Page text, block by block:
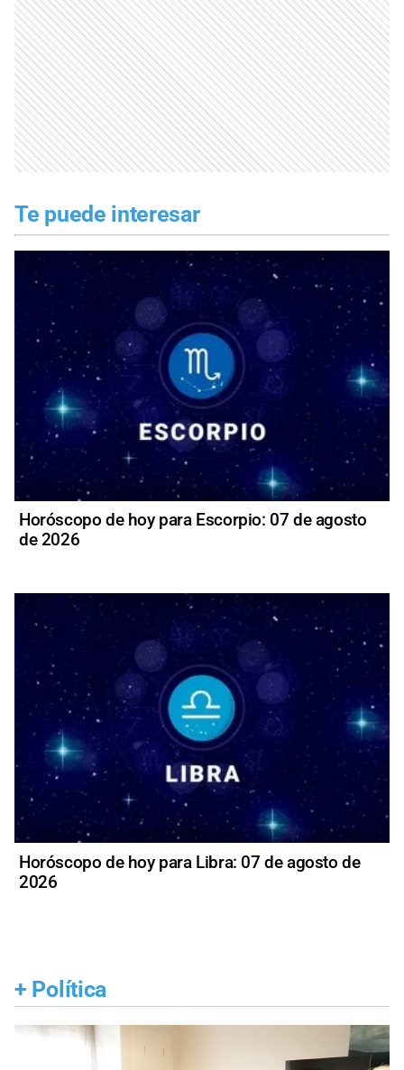
Te puede interesar
Horóscopo de hoy para Escorpio: 07 de agosto
de 2026
Horóscopo de hoy para Libra: 07 de agosto de
2026
+ Política